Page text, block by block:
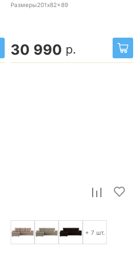
Размеры201x82x89
30 990 р.
+ 7 шт.